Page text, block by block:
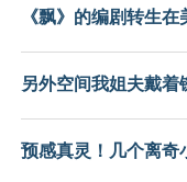
《飘》的编剧转生
另外空间我姐夫戴着
预感真灵！几个离奇